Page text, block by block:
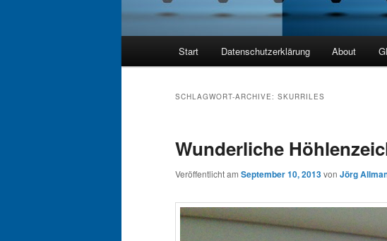
Start Datenschutzerklärung About
SCHLAGWORT-ARCHIVE: SKURRILES
Wunderliche
Veröffentlicht am September 10, 2013von Jörg